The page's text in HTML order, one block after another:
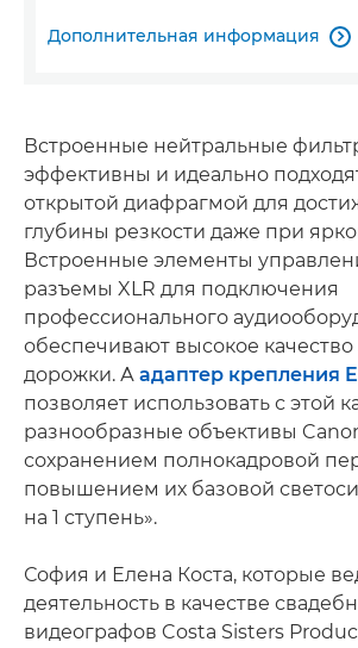
Дополнительная информация 
Встроенные нейтральные
эффективны и идеально
открытой диафрагмой для
глубины резкости даже при
Встроенные элементы
разъемы XLR для подключения
профессионального
обеспечивают высокое качество
дорожки. А адаптер крепления
позволяет использовать с этой
разнообразные объективы
сохранением полнокадровой
повышением их базовой
на 1 ступень».
София и Елена Коста, которые
деятельность в качестве
видеографов Costa Sisters